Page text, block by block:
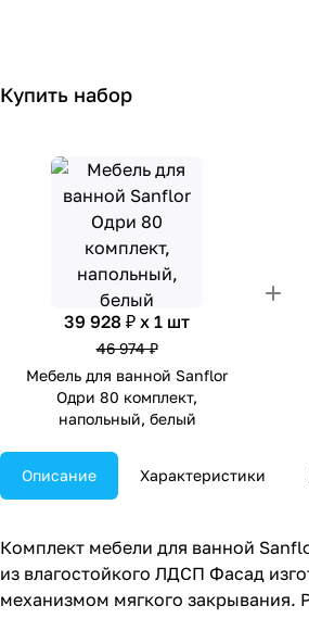
Купить набор
39 928 ₽ x 1 шт
46 974 ₽
Мебель для ванной Sanflor
Одри 80 комплект,
напольный, белый
Описание Характеристики
Комплект мебели для ванной
из влагостойкого ЛДСП Фасад
механизмом мягкого закрывания.